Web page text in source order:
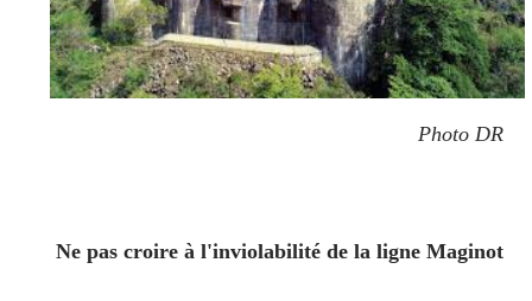
Photo DR
Ne pas croire à l'inviolabilité de la ligne Maginot